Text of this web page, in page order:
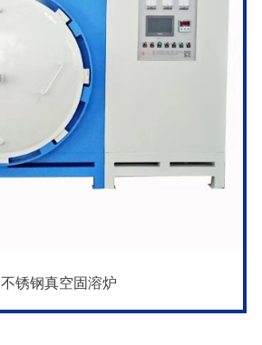
不锈钢真空固溶炉